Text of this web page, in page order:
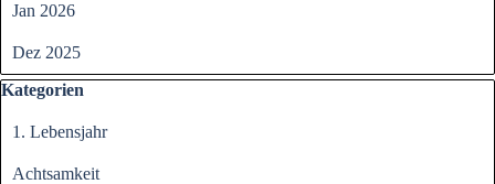
Jan 2026
Dez 2025
Block überspringen Kategorien
Kategorien
1. Lebensjahr
Achtsamkeit